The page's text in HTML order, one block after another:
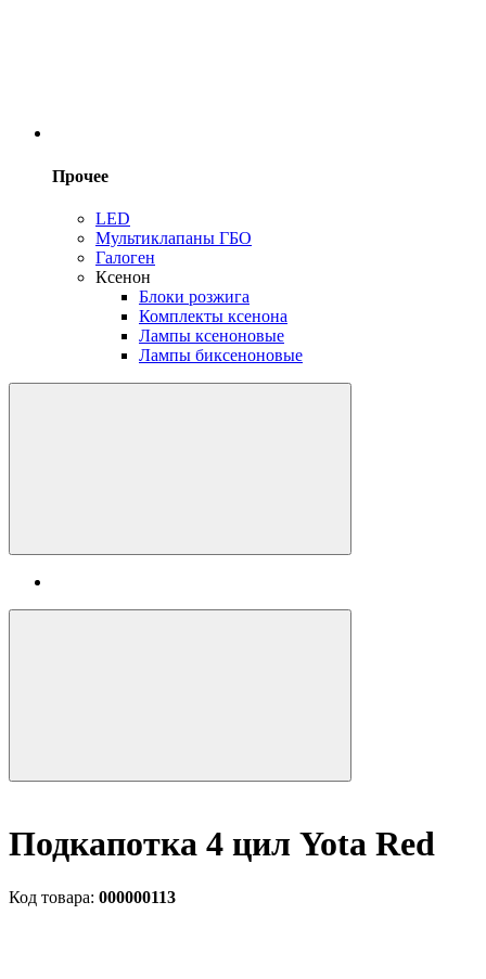
Прочее
LED
Мультиклапаны ГБО
Галоген
Ксенон
Блоки розжига
Комплекты ксенона
Лампы ксеноновые
Лампы биксеноновые
Подкапотка 4 цил Yota Red
Код товара: 000000113